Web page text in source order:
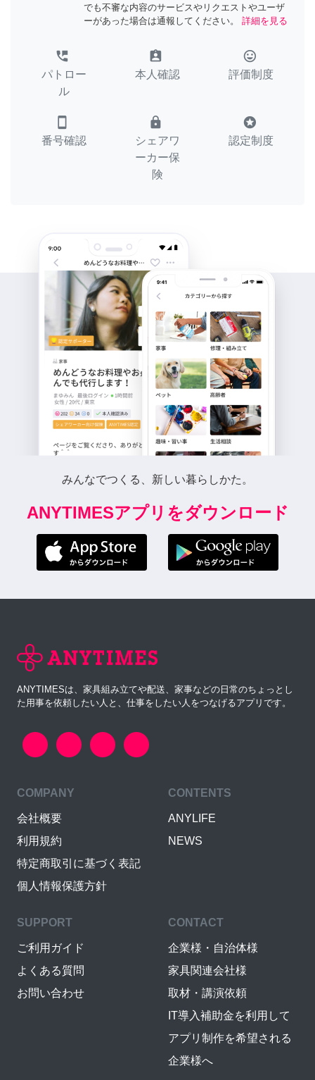
でも不審な内容のサービスやリクエストやユーザ
ーがあった場合は通報してください。
詳細を見る
perm_phone_msg
パトロー
ル
assignment_ind
本人確認
tag_faces
評価制度
smartphone
番号確認
lock
シェアワ
ーカー保
険
stars
認定制度
みんなでつくる、新しい暮らしかた。
ANYTIMESアプリをダウンロード
ANYTIMESは、家具組み立てや配送、家事などの日常のちょっとし
た用事を依頼したい人と、仕事をしたい人をつなげるアプリです。
COMPANY
会社概要
利用規約
特定商取引に基づく表記
個人情報保護方針
CONTENTS
ANYLIFE
NEWS
SUPPORT
ご利用ガイド
よくある質問
お問い合わせ
CONTACT
企業様・自治体様
家具関連会社様
取材・講演依頼
IT導入補助金を利用して
アプリ制作を希望される
企業様へ